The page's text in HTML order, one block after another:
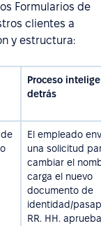
Formularios de
clientes a
y estructura:
Proceso
detrás
El empleado
una solicitud
cambiar el
carga el nuevo
documento de
identidad/
RR. HH.